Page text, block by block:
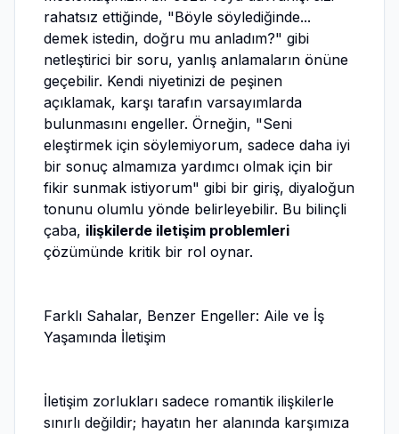
rahatsız ettiğinde, "Böyle söylediğinde...
demek istedin, doğru mu anladım?" gibi
netleştirici bir soru, yanlış anlamaların önüne
geçebilir. Kendi niyetinizi de peşinen
açıklamak, karşı tarafın varsayımlarda
bulunmasını engeller. Örneğin, "Seni
eleştirmek için söylemiyorum, sadece daha iyi
bir sonuç almamıza yardımcı olmak için bir
fikir sunmak istiyorum" gibi bir giriş, diyaloğun
tonunu olumlu yönde belirleyebilir. Bu bilinçli
çaba, ilişkilerde iletişim problemleri
çözümünde kritik bir rol oynar.
Farklı Sahalar, Benzer Engeller: Aile ve İş
Yaşamında İletişim
İletişim zorlukları sadece romantik ilişkilerle
sınırlı değildir; hayatın her alanında karşımıza